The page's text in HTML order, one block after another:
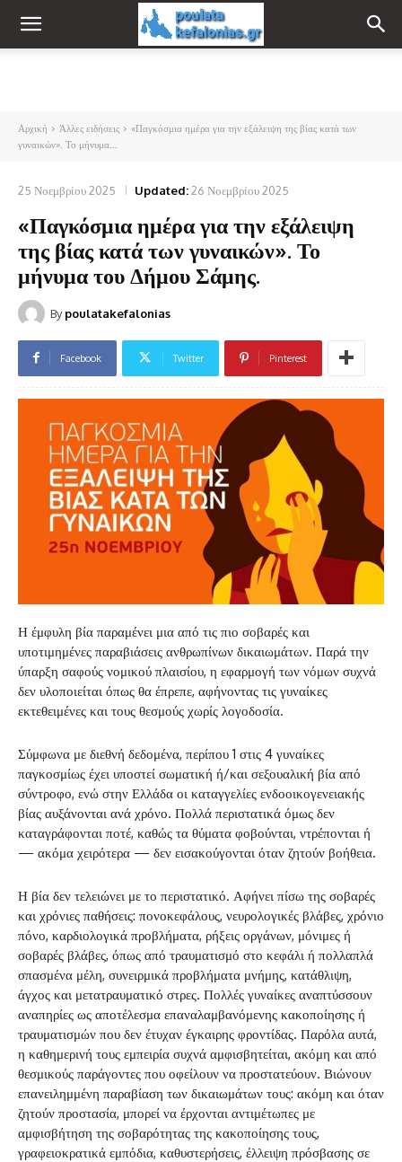
Αρχική Άλλες ειδήσεις
«Παγκόσμια ημέρα για την εξάλειψη της βίας κατά των
γυναικών». Το μήνυμα...
25 Νοεμβρίου 2025 Updated:26 Νοεμβρίου 2025
«Παγκόσμια ημέρα για την εξάλειψη
της βίας κατά των γυναικών». Το
μήνυμα του Δήμου Σάμης.
By poulatakefalonias
Facebook Twitter Pinterest
Η έμφυλη βία παραμένει μια από τις πιο σοβαρές και
υποτιμημένες παραβιάσεις ανθρωπίνων δικαιωμάτων. Παρά την
ύπαρξη σαφούς νομικού πλαισίου, η εφαρμογή των νόμων συχνά
δεν υλοποιείται όπως θα έπρεπε, αφήνοντας τις γυναίκες
εκτεθειμένες και τους θεσμούς χωρίς λογοδοσία.
Σύμφωνα με διεθνή δεδομένα, περίπου 1 στις 4 γυναίκες
παγκοσμίως έχει υποστεί σωματική ή/και σεξουαλική βία από
σύντροφο, ενώ στην Ελλάδα οι καταγγελίες ενδοοικογενειακής
βίας αυξάνονται ανά χρόνο. Πολλά περιστατικά όμως δεν
καταγράφονται ποτέ, καθώς τα θύματα φοβούνται, ντρέπονται ή
— ακόμα χειρότερα — δεν εισακούγονται όταν ζητούν βοήθεια.
Η βία δεν τελειώνει με το περιστατικό. Αφήνει πίσω της σοβαρές
και χρόνιες παθήσεις: πονοκεφάλους, νευρολογικές βλάβες, χρόνιο
πόνο, καρδιολογικά προβλήματα, ρήξεις οργάνων, μόνιμες ή
σοβαρές βλάβες, όπως από τραυματισμό στο κεφάλι ή πολλαπλά
σπασμένα μέλη, συνειρμικά προβλήματα μνήμης, κατάθλιψη,
άγχος και μετατραυματικό στρες. Πολλές γυναίκες αναπτύσσουν
αναπηρίες ως αποτέλεσμα επαναλαμβανόμενης κακοποίησης ή
τραυματισμών που δεν έτυχαν έγκαιρης φροντίδας. Παρόλα αυτά,
η καθημερινή τους εμπειρία συχνά αμφισβητείται, ακόμη και από
θεσμικούς παράγοντες που οφείλουν να προστατεύουν. Βιώνουν
επανειλημμένη παραβίαση των δικαιωμάτων τους: ακόμη και όταν
ζητούν προστασία, μπορεί να έρχονται αντιμέτωπες με
αμφισβήτηση της σοβαρότητας της κακοποίησης τους,
γραφειοκρατικά εμπόδια, καθυστερήσεις, έλλειψη πρόσβασης σε